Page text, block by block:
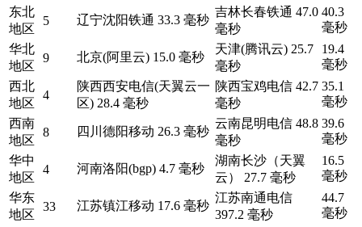
东北
地区
5 辽宁沈阳铁通 33.3 毫秒
吉林长春铁通 47.0
毫秒
40.3
毫秒
华北
地区
9 北京(阿里云) 15.0 毫秒
天津(腾讯云) 25.7
毫秒
19.4
毫秒
西北
地区
4
陕西西安电信(天翼云一
区) 28.4 毫秒
陕西宝鸡电信 42.7
毫秒
35.1
毫秒
西南
地区
8 四川德阳移动 26.3 毫秒
云南昆明电信 48.8
毫秒
39.6
毫秒
华中
地区
4 河南洛阳(bgp) 4.7 毫秒
湖南长沙（天翼
云） 27.7 毫秒
16.5
毫秒
华东
地区
33 江苏镇江移动 17.6 毫秒
江苏南通电信
397.2 毫秒
44.7
毫秒